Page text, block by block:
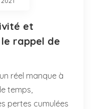
et
rappel de
réel manque à
temps,
pertes cumulées